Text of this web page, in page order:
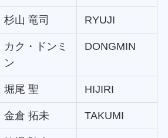
杉山 竜司 RYUJI
カク・ドンミ
ン
DONGMIN
堀尾 聖 HIJIRI
金倉 拓未 TAKUMI